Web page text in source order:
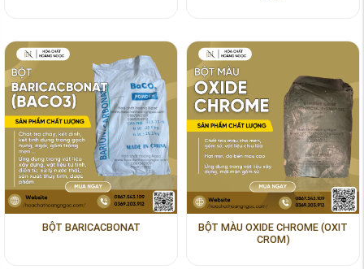
BỘT BARICACBONAT
BỘT MÀU OXIDE CHROME (OXIT
CROM)